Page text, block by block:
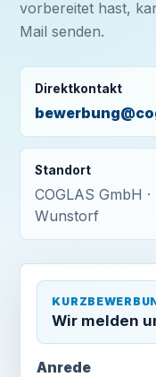
vorbereitet hast,
Mail senden.
Direktkontakt
Standort
COGLAS GmbH
Wunstorf
Wir melden
Anrede